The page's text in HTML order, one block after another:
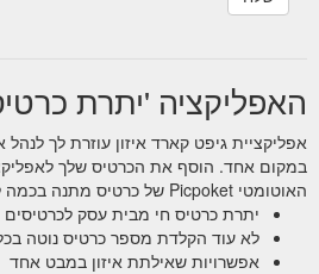
האפליקציה 'יתרת
אפליקציית גיפט קארד איזון עוזרת לך
במקום אחד. הוסף את הכרטיס שלך
האוטומטי Picpoket של כרטיס מתנה בכמה לחיצות.
יתרת כרטיס חי מבית עסק לכרטיסים
לא עוד הקלדת מספר כרטיס נוטה
אפשרויות שאילתת איזון במבט אחד